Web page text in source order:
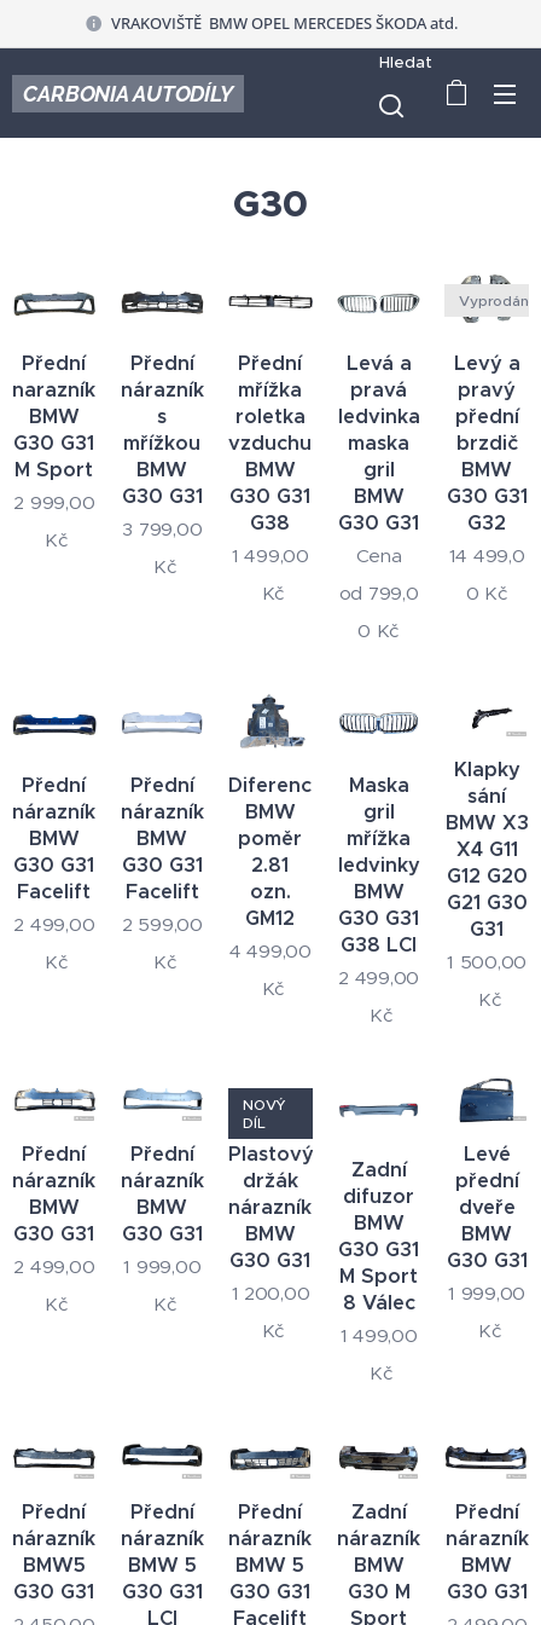
VRAKOVIŠTĚ BMW OPEL MERCEDES ŠKODA atd.
CARBONIA AUTODÍLY
Hledat
G30
Přední
narazník
BMW
G30 G31
M Sport
2 999,00
Kč
Přední
nárazník
s
mřížkou
BMW
G30 G31
3 799,00
Kč
Přední
mřížka
roletka
vzduchu
BMW
G30 G31
G38
1 499,00
Kč
Levá a
pravá
ledvinka
maska
gril
BMW
G30 G31
Cena
od 799,0
0 Kč
Levý a
pravý
přední
brzdič
BMW
G30 G31
G32
Vyprodáno
14 499,0
0 Kč
Přední
nárazník
BMW
G30 G31
Facelift
2 499,00
Kč
Přední
nárazník
BMW
G30 G31
Facelift
2 599,00
Kč
Diferencial
BMW
poměr
2.81
ozn.
GM12
4 499,00
Kč
Maska
gril
mřížka
ledvinky
BMW
G30 G31
G38 LCI
2 499,00
Kč
Klapky
sání
BMW X3
X4 G11
G12 G20
G21 G30
G31
1 500,00
Kč
Přední
nárazník
BMW
G30 G31
2 499,00
Kč
Přední
nárazník
BMW
G30 G31
1 999,00
Kč
Plastový
držák
nárazníku
BMW
G30 G31
NOVÝ
DÍL
1 200,00
Kč
Zadní
difuzor
BMW
G30 G31
M Sport
8 Válec
1 499,00
Kč
Levé
přední
dveře
BMW
G30 G31
1 999,00
Kč
Přední
nárazník
BMW5
G30 G31
Přední
nárazník
BMW 5
G30 G31
LCI
Přední
nárazník
BMW 5
G30 G31
Facelift
Zadní
nárazník
BMW
G30 M
Sport
Přední
nárazník
BMW
G30 G31